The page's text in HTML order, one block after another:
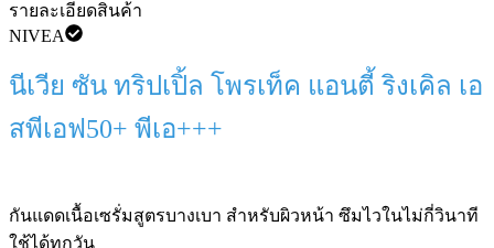
รายละเอียดสินค้า
NIVEA
นีเวีย ซัน ทริปเปิ้ล โพรเท็ค แอนตี้ ริงเคิล เอ
สพีเอฟ50+ พีเอ+++
กันแดดเนื้อเซรั่มสูตรบางเบา สำหรับผิวหน้า ซึมไวในไม่กี่วินาที
ใช้ได้ทุกวัน